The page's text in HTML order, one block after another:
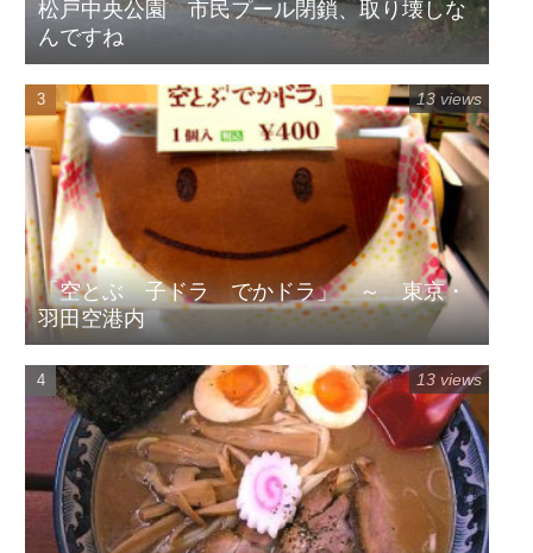
松戸中央公園 市民プール閉鎖、取り壊しな
んですね
「空とぶ 子ドラ でかドラ」 ～ 東京・
羽田空港内
13 views
13 views